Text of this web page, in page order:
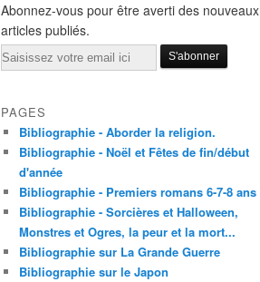
Abonnez-vous pour être averti des nouveaux
articles publiés.
Email
PAGES
Bibliographie - Aborder la religion.
Bibliographie - Noël et Fêtes de fin/début
d'année
Bibliographie - Premiers romans 6-7-8 ans
Bibliographie - Sorcières et Halloween,
Monstres et Ogres, la peur et la mort...
Bibliographie sur La Grande Guerre
Bibliographie sur le Japon